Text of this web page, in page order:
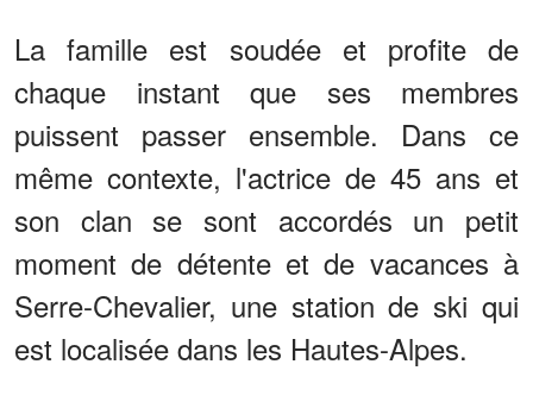
La famille est soudée et profite de
chaque instant que ses membres
puissent passer ensemble. Dans ce
même contexte, l'actrice de 45 ans et
son clan se sont accordés un petit
moment de détente et de vacances à
Serre-Chevalier, une station de ski qui
est localisée dans les Hautes-Alpes.